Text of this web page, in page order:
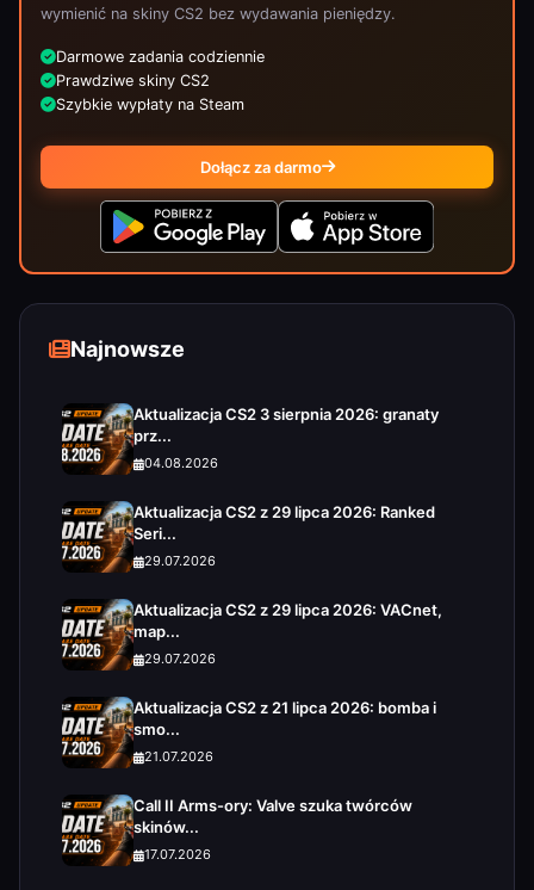
wymienić na skiny CS2 bez wydawania pieniędzy.
Darmowe zadania codziennie
Prawdziwe skiny CS2
Szybkie wypłaty na Steam
Dołącz za darmo
Najnowsze
Aktualizacja CS2 3 sierpnia 2026: granaty
prz...
04.08.2026
Aktualizacja CS2 z 29 lipca 2026: Ranked
Seri...
29.07.2026
Aktualizacja CS2 z 29 lipca 2026: VACnet,
map...
29.07.2026
Aktualizacja CS2 z 21 lipca 2026: bomba i
smo...
21.07.2026
Call II Arms-ory: Valve szuka twórców
skinów...
17.07.2026